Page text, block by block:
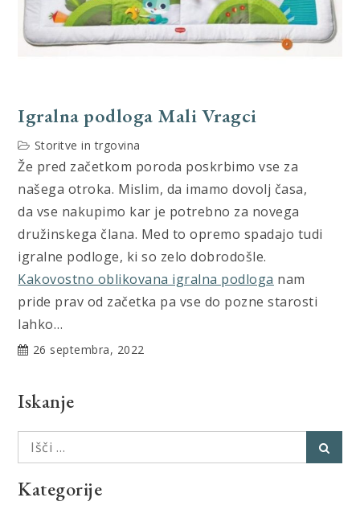
Igralna podloga Mali Vragci
Storitve in trgovina
Že pred začetkom poroda poskrbimo vse za
našega otroka. Mislim, da imamo dovolj časa,
da vse nakupimo kar je potrebno za novega
družinskega člana. Med to opremo spadajo tudi
igralne podloge, ki so zelo dobrodošle.
Kakovostno oblikovana igralna podloga nam
pride prav od začetka pa vse do pozne starosti
lahko…
26 septembra, 2022
Iskanje
Išči:
Kategorije